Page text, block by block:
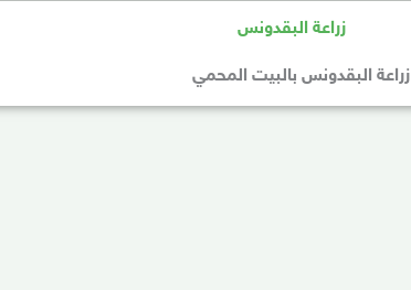
زراعة البقدونس بالبيت المحمي